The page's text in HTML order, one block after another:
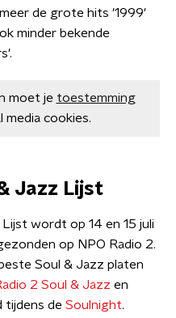
de grote hits '1999'
minder bekende
moet je toestemming
media cookies.
Jazz Lijst
wordt op 14 en 15 juli
op NPO Radio 2.
Soul & Jazz platen
2 Soul & Jazz en
tijdens de Soulnight.